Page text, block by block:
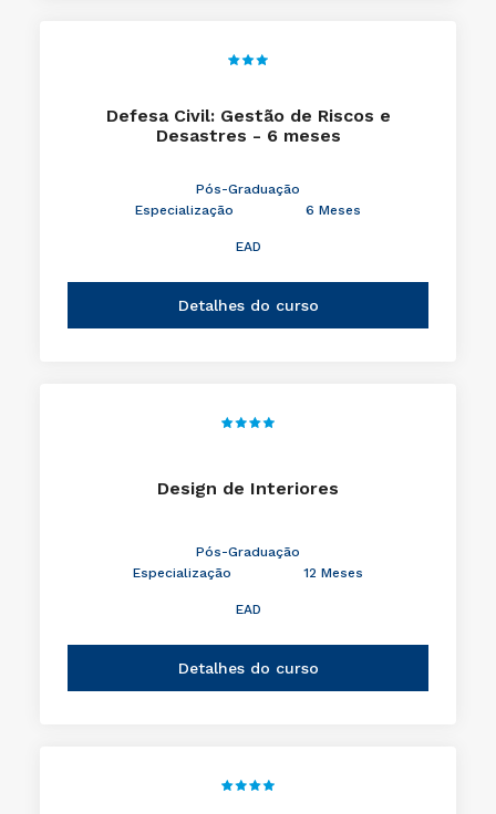
Defesa Civil: Gestão de Riscos e
Desastres - 6 meses
Pós-Graduação
Especialização
6 Meses
EAD
Detalhes do curso
Design de Interiores
Pós-Graduação
Especialização
12 Meses
EAD
Detalhes do curso